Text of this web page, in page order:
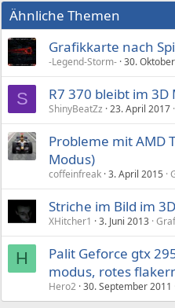
Ähnliche Themen
Grafikkarte nach
-Legend-Storm- 30.
S R7 370 bleibt im 3D
ShinyBeatZz 23. April 2017
Probleme mit AMD
Modus)
coffeinfreak 3. April 2015
Striche im Bild im
XHitcher1 3. Juni 2013
H
Palit Geforce gtx
modus, rotes
Hero2 30. September 2011